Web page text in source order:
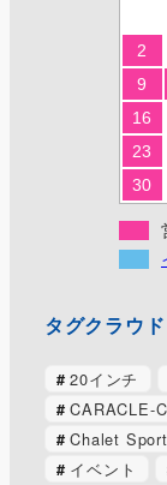
2
9
16
23
30
タグクラウド
20インチ
CARACLE-
Chalet
イベント